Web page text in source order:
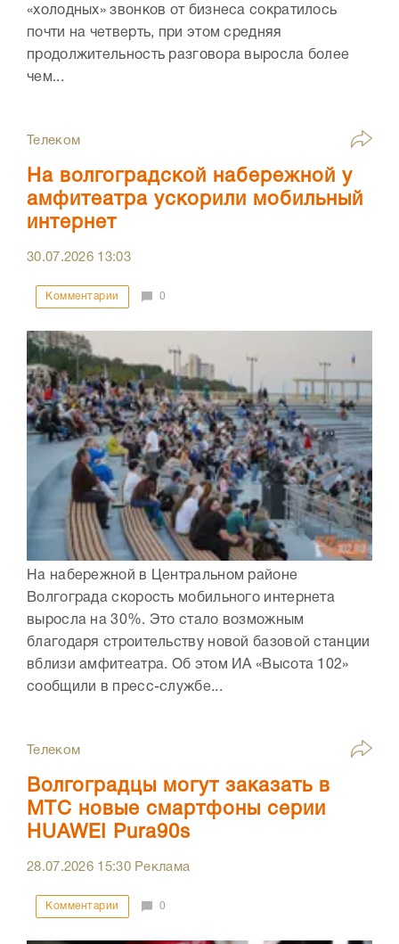
«холодных» звонков от бизнеса сократилось
почти на четверть, при этом средняя
продолжительность разговора выросла более
чем...
Телеком
На волгоградской набережной у
амфитеатра ускорили мобильный
интернет
30.07.2026 13:03
Комментарии 0
На набережной в Центральном районе
Волгограда скорость мобильного интернета
выросла на 30%. Это стало возможным
благодаря строительству новой базовой станции
вблизи амфитеатра. Об этом ИА «Высота 102»
сообщили в пресс-службе...
Телеком
Волгоградцы могут заказать в
МТС новые смартфоны серии
HUAWEI Pura90s
28.07.2026 15:30Реклама
Комментарии 0